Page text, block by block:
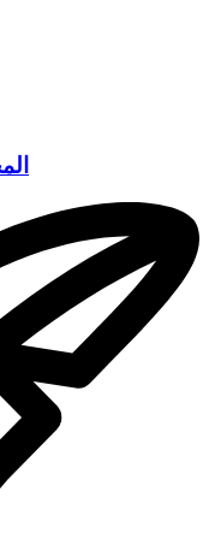
السفسطة بعينه ورد
وهذه سبيل
انسانان بعينهما و
نقول لهم: فكيف ولو جاز
ابن عمر عن النبي
مالم يتفرقا ه وكان
الآخر فتبايعا على
يترك واحد منهما
المدعى بلا دليل .
على رغم أنو فهم الا
الجهل من أنه في حال
مما خالفوافيه طائفة
يعظمون هذا وهذا ما
ثم جاء بعضهم بعجب !
من طريق عطاء أن عمر
طريق الشعي أن
البيع عن صفقة أو خيار
أرطاة عن محمد بن
قال : البيع عن صفقة
من عجائب الدنيا و من
الروايات في معارضة
منها يصح لانها